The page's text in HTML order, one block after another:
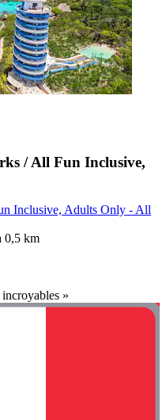
/ All Fun Inclusive,
Inclusive, Adults Only - All
0,5 km
»